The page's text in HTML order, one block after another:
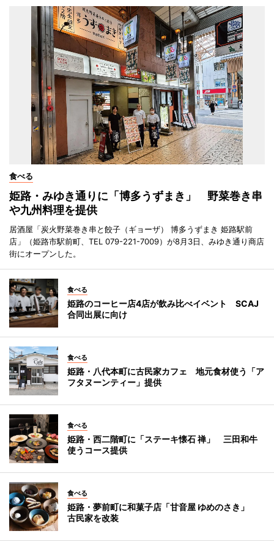
食べる
姫路・みゆき通りに「博多うずまき」 野菜巻き串
や九州料理を提供
居酒屋「炭火野菜巻き串と餃子（ギョーザ） 博多うずまき 姫路駅前
店」（姫路市駅前町、TEL 079-221-7009）が8月3日、みゆき通り商店
街にオープンした。
食べる
姫路のコーヒー店4店が飲み比べイベント SCAJ
合同出展に向け
食べる
姫路・八代本町に古民家カフェ 地元食材使う「ア
フタヌーンティー」提供
食べる
姫路・西二階町に「ステーキ懐石 禅」 三田和牛
使うコース提供
食べる
姫路・夢前町に和菓子店「甘音屋 ゆめのさき」
古民家を改装